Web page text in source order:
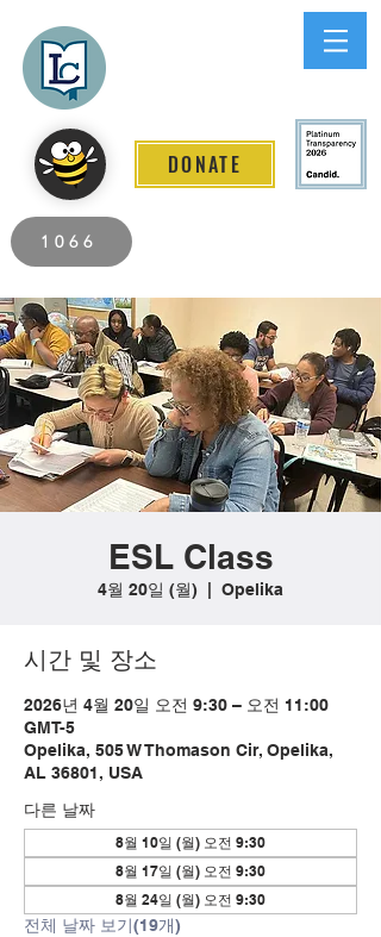
DONATE
1066
ESL Class
4월 20일 (월) Opelika
시간 및 장소
2026년 4월 20일 오전 9:30 – 오전 11:00
GMT-5
Opelika, 505 W Thomason Cir, Opelika,
AL 36801, USA
다른 날짜
8월 10일 (월) 오전 9:30
8월 17일 (월) 오전 9:30
8월 24일 (월) 오전 9:30
전체 날짜 보기(19개)